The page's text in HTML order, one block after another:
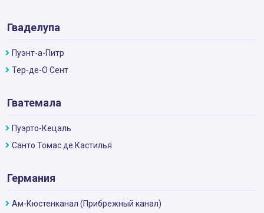
Гваделупа
Пуэнт-а-Питр
Тер-де-О Сент
Гватемала
Пуэрто-Кецаль
Санто Томас де Кастилья
Германия
Ам-Кюстенканал (Прибрежный канал)